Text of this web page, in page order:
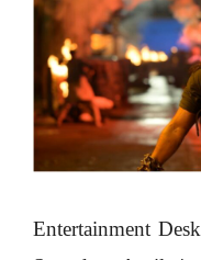
Entertainment